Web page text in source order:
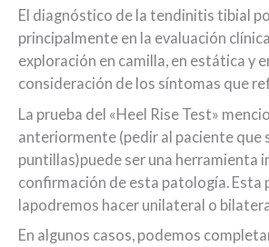
El diagnóstico de la tendinitis tibial
principalmente en la evaluación
exploración en camilla, en estática y
consideración de los síntomas que
La prueba del «Heel Rise Test»
anteriormente (pedir al paciente que
puntillas)puede ser una herramienta
confirmación de esta patología. Esta
lapodremos hacer unilateral o
En algunos casos, podemos